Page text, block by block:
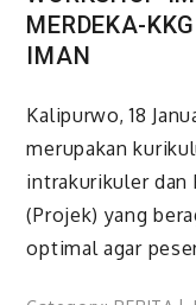
MERDEKA-
IMAN
Kalipurwo, 18
merupakan
intrakurikuler dan
(Projek) yang
optimal agar